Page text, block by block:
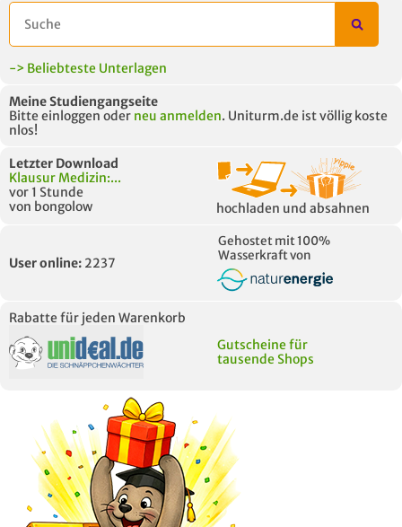
-> Beliebteste Unterlagen
Meine Studiengangseite
Bitte einloggen oder neu anmelden. Uniturm.de ist völlig koste
nlos!
Letzter Download
Klausur Medizin:...
vor 1 Stunde
von bongolow
hochladen und absahnen
User online: 2237
Gehostet mit 100%
Wasserkraft von
Rabatte für jeden Warenkorb
Gutscheine für
tausende Shops